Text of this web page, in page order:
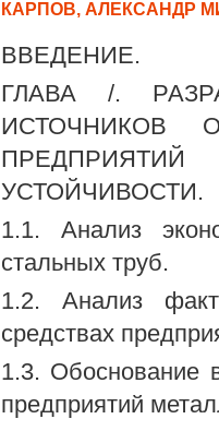
КАРПОВ, АЛЕКСАНДР
ВВЕДЕНИЕ.
ГЛАВА /.
ИСТОЧНИКОВ
УСТОЙЧИВОСТИ.
1.1. Анализ
стальных труб.
1.2. Анализ
средствах
1.3. Обоснование
предприятий